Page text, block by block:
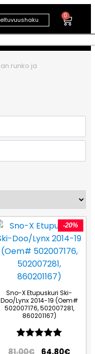
0
runko ja
-20%
Sno-X Etupuskuri Ski-
Doo/Lynx 2014-19 (Oem#
502007176, 502007281,
860201167)
Arvio: